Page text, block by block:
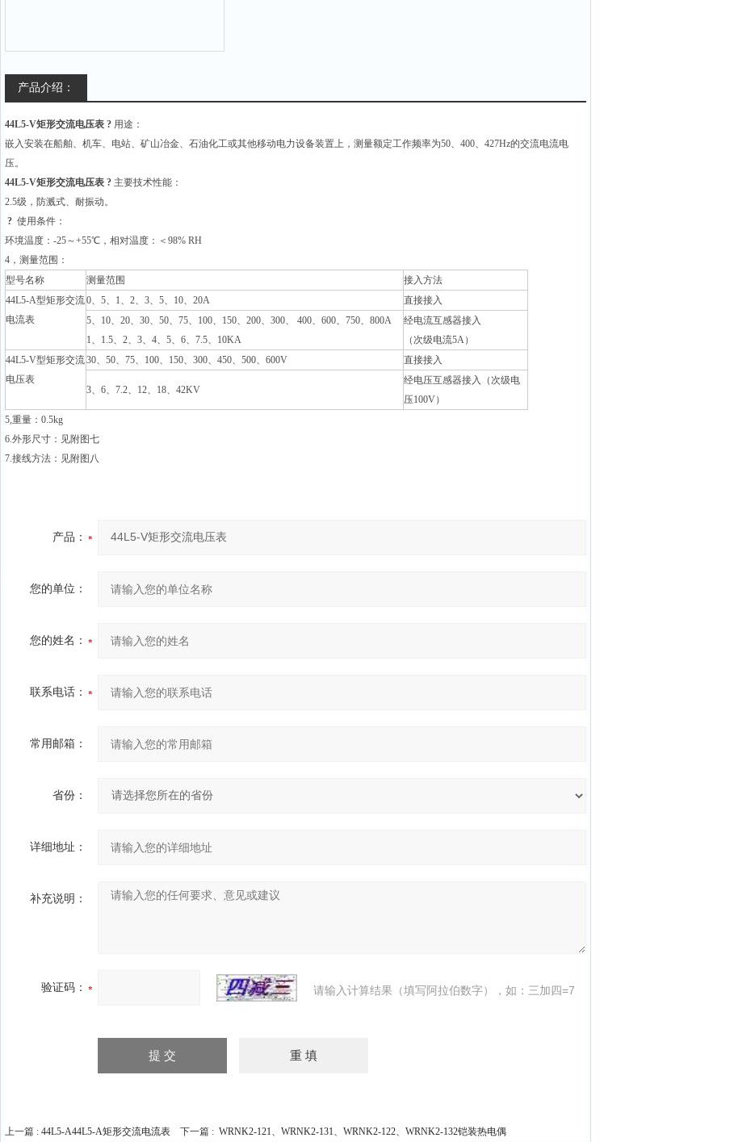
产品介绍：
44L5-V矩形交流电压表 ? 用途：
嵌入安装在船舶、机车、电站、矿山冶金、石油化工或其他移动电力设备装置上，测量额定工作频率为50、400、427Hz的交流电流电
压。
44L5-V矩形交流电压表 ? 主要技术性能：
2.5级，防溅式、耐振动。
? 使用条件：
环境温度：-25～+55℃，相对温度：＜98% RH
4 ，测量范围：
型号名称
测量范围
接入方法
44L5-A型矩形交流
电流表
0、5、1、2、3、5、10、20A
直接接入
5、10、20、30、50、75、100、150、200、300、 400、600、750、800A
1、1.5、2、3、4、5、6、7.5、10KA
经电流互感器接入
（次级电流5A）
44L5-V型矩形交流
电压表
30、50、75、100、150、300、450、500、600V 直接接入
3、6、7.2、12、18、42KV
经电压互感器接入（次级电
压100V）
5,重量：0.5kg
6.外形尺寸：见附图七
7.接线方法：见附图八
产品：
您的单位：
您的姓名：
联系电话：
常用邮箱：
省份：
详细地址：
补充说明：
验证码： 请输入计算结果（填写阿拉伯数字），如：三加四=7
上一篇 : 44L5-A44L5-A矩形交流电流表 下一篇 : WRNK2-121、WRNK2-131、WRNK2-122、WRNK2-132铠装热电偶